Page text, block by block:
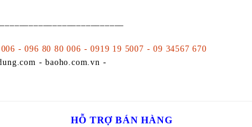
- 096 80 80 006 - 0919 19 5007 - 09 34567 670
- baoho.com.vn -
HỖ TRỢ BÁN HÀNG